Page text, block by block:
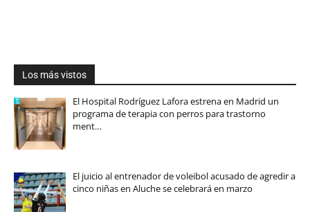
Los más vistos
El Hospital Rodríguez Lafora estrena en Madrid un
programa de terapia con perros para trastorno
ment…
El juicio al entrenador de voleibol acusado de agredir a
cinco niñas en Aluche se celebrará en marzo